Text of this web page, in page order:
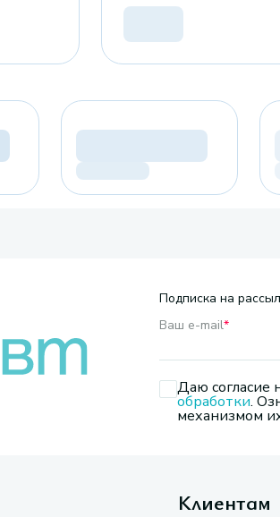
Подписка на
Ваш e-mail*
Даю согласие
обработки.
механизмом
Клиентам